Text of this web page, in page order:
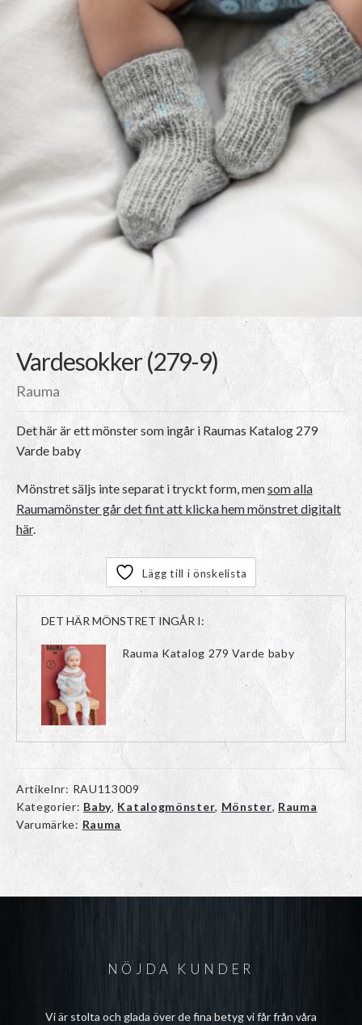
Vardesokker (279-9)
Rauma
Det här är ett mönster som ingår i Raumas Katalog 279
Varde baby
Mönstret säljs inte separat i tryckt form, mensom alla
Raumamönster går det fint att klicka hem mönstret digitalt
här.
Lägg till i önskelista
DET HÄR MÖNSTRET INGÅR I:
Rauma Katalog 279 Varde baby
Artikelnr: RAU113009
Kategorier: Baby, Katalogmönster, Mönster, Rauma
Varumärke: Rauma
NÖJDA KUNDER
Vi är stolta och glada över de fina betyg vi får från våra